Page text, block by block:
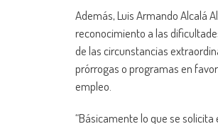
Además, Luis Armando Alcalá
reconocimiento a las
de las circunstancias
prórrogas o programas en
empleo.
“Básicamente lo que se